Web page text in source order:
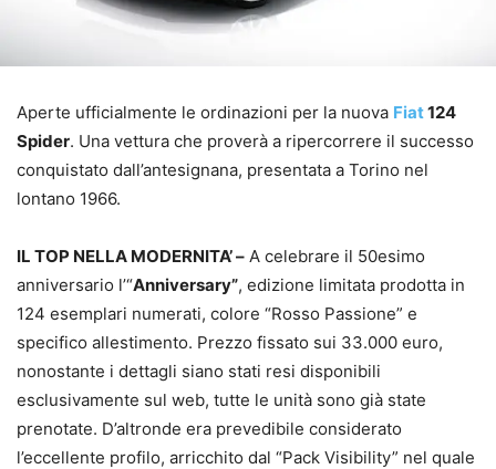
Aperte ufficialmente le ordinazioni per la nuova Fiat124
Spider. Una vettura che proverà a ripercorrere il successo
conquistato dall’antesignana, presentata a Torino nel
lontano 1966.
IL TOP NELLA MODERNITA’ – A celebrare il 50esimo
anniversario l’“Anniversary”, edizione limitata prodotta in
124 esemplari numerati, colore “Rosso Passione” e
specifico allestimento. Prezzo fissato sui 33.000 euro,
nonostante i dettagli siano stati resi disponibili
esclusivamente sul web, tutte le unità sono già state
prenotate. D’altronde era prevedibile considerato
l’eccellente profilo, arricchito dal “Pack Visibility” nel quale